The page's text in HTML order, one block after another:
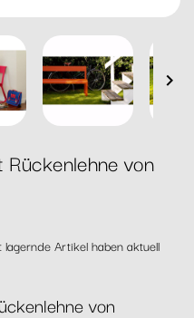

von
lagernde Artikel haben aktuell
von